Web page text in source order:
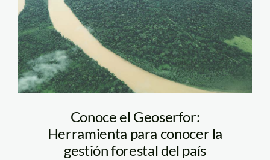
Conoce el Geoserfor:
Herramienta para conocer la
gestión forestal del país